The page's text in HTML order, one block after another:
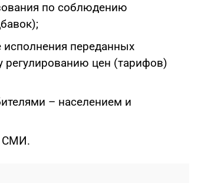
по соблюдению
исполнения переданных
регулированию цен (тарифов)
– населением и
СМИ.